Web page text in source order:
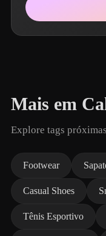
Mais em
Explore tags
Footwear
Casual Shoes
Tênis Esportivo